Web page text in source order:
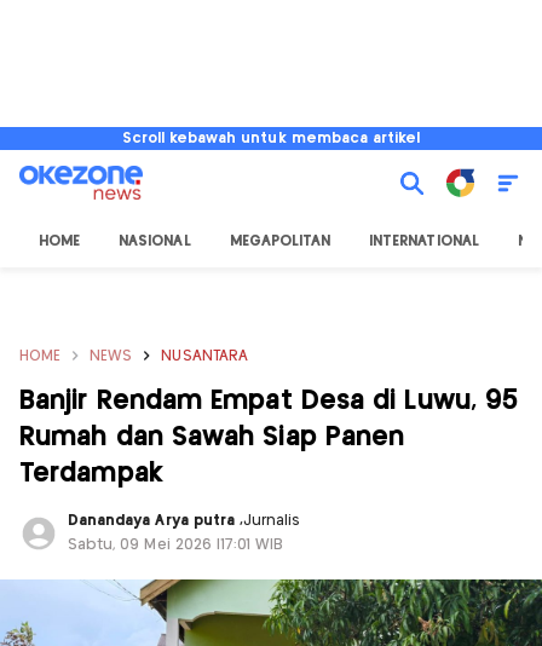
Scroll kebawah untuk membaca artikel
HOME NASIONAL MEGAPOLITAN INTERNATIONAL
HOME NEWS NUSANTARA
Banjir Rendam Empat Desa di Luwu, 95
Rumah dan Sawah Siap Panen
Terdampak
Danandaya Arya putra,Jurnalis
Sabtu, 09 Mei 2026 |17:01 WIB